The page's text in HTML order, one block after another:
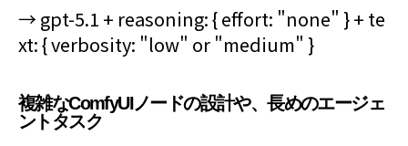
→ gpt-5.1 + reasoning: { effort: "none" } + te
xt: { verbosity: "low" or "medium" }
複雑なComfyUIノードの設計や、長めのエージェ
ントタスク